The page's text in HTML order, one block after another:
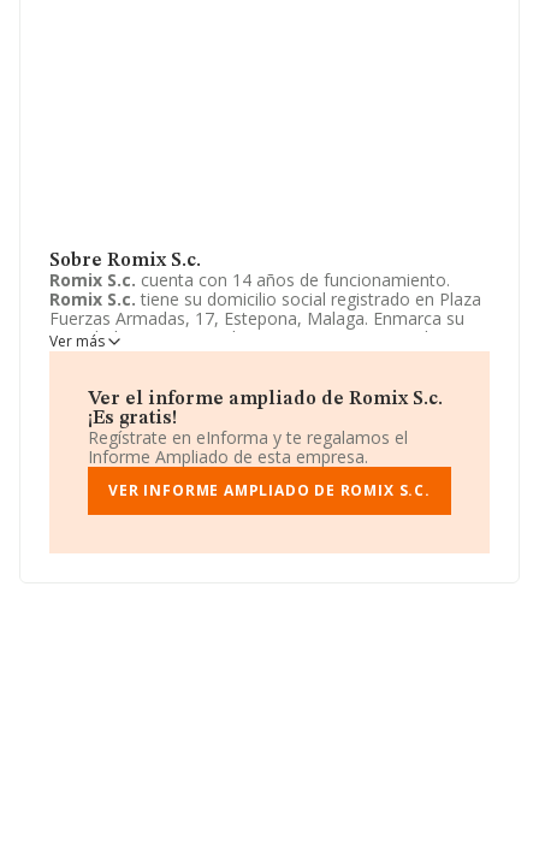
Sobre Romix S.c.
Romix S.c. cuenta con 14 años de funcionamiento.
Romix S.c. tiene su domicilio social registrado en Plaza
Fuerzas Armadas, 17, Estepona, Malaga. Enmarca su
actividad CNAE principal como 5630 - Servicios de
bebidas.Romix S.c.aparece inscrita como Sociedad
Ver más
Ver el informe ampliado de Romix S.c.
¡Es gratis!
Regístrate en eInforma y te regalamos el
Informe Ampliado de esta empresa.
VER INFORME AMPLIADO DE ROMIX S.C.